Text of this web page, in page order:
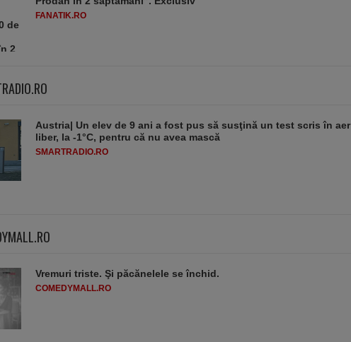
FANATIK.RO
Austria| Un elev de 9 ani a fost pus să susţină un test scris în aer
liber, la -1°C, pentru că nu avea mască
SMARTRADIO.RO
Vremuri triste. Şi păcănelele se închid.
COMEDYMALL.RO